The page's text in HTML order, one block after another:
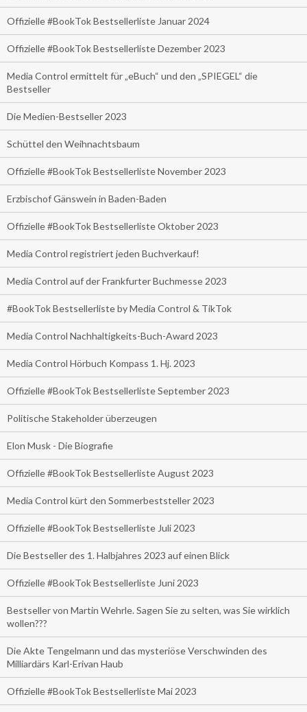
Offizielle #BookTok Bestsellerliste Januar 2024
Offizielle #BookTok Bestsellerliste Dezember 2023
Media Control ermittelt für „eBuch“ und den „SPIEGEL“ die
Bestseller
Die Medien-Bestseller 2023
Schüttel den Weihnachtsbaum
Offizielle #BookTok Bestsellerliste November 2023
Erzbischof Gänswein in Baden-Baden
Offizielle #BookTok Bestsellerliste Oktober 2023
Media Control registriert jeden Buchverkauf!
Media Control auf der Frankfurter Buchmesse 2023
#BookTok Bestsellerliste by Media Control & TikTok
Media Control Nachhaltigkeits-Buch-Award 2023
Media Control Hörbuch Kompass 1. Hj. 2023
Offizielle #BookTok Bestsellerliste September 2023
Politische Stakeholder überzeugen
Elon Musk - Die Biografie
Offizielle #BookTok Bestsellerliste August 2023
Media Control kürt den Sommerbeststeller 2023
Offizielle #BookTok Bestsellerliste Juli 2023
Die Bestseller des 1. Halbjahres 2023 auf einen Blick
Offizielle #BookTok Bestsellerliste Juni 2023
Bestseller von Martin Wehrle. Sagen Sie zu selten, was Sie wirklich
wollen???
Die Akte Tengelmann und das mysteriöse Verschwinden des
Milliardärs Karl-Erivan Haub
Offizielle #BookTok Bestsellerliste Mai 2023